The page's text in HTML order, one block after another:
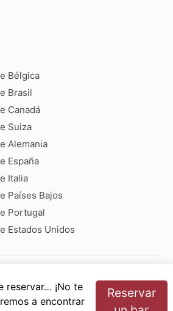
reservar… ¡No te
a encontrar
Reservar
Bélgica
Brasil
Canadá
Suiza
Alemania
España
Italia
Países Bajos
Portugal
Estados Unidos
L M
N